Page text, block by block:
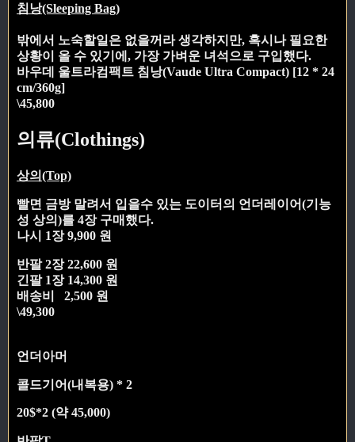
침낭(Sleeping Bag)
밖에서 노숙할일은 없을꺼라 생각하지만, 혹시나 필요한
상황이 올 수 있기에, 가장 가벼운 녀석으로 구입했다.
바우데 울트라컴팩트 침낭(Vaude Ultra Compact) [12 * 24
cm/360g]
\45,800
의류(Clothings)
상의(Top)
빨면 금방 말려서 입을수 있는 도이터의 언더레이어(기능
성 상의)를 4장 구매했다.
나시 1장 9,900 원
반팔 2장 22,600 원
긴팔 1장 14,300 원
배송비 2,500 원
\49,300
언더아머
콜드기어(내복용) * 2
20$*2 (약 45,000)